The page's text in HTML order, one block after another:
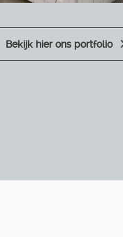
Bekijk hier ons portfolio